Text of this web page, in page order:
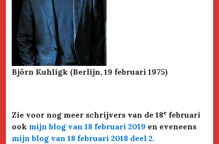
Björn Kuhligk (Berlijn, 19 februari 1975)
Zie voor nog meer schrijvers van de 18e februari
ook mijn blog van 18 februari 2019 en eveneens
mijn blog van 18 februari 2018 deel 2.